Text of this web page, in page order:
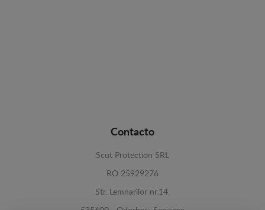
Contacto
Scut Protection SRL
RO 25929276
Str. Lemnarilor nr.14.